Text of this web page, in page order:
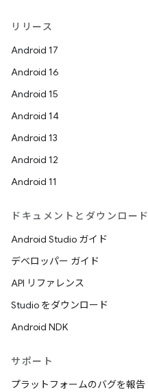
リリース
Android 17
Android 16
Android 15
Android 14
Android 13
Android 12
Android 11
ドキュメントとダウンロード
Android Studio ガイド
デベロッパー ガイド
API リファレンス
Studio をダウンロード
Android NDK
サポート
プラットフォームのバグを報告